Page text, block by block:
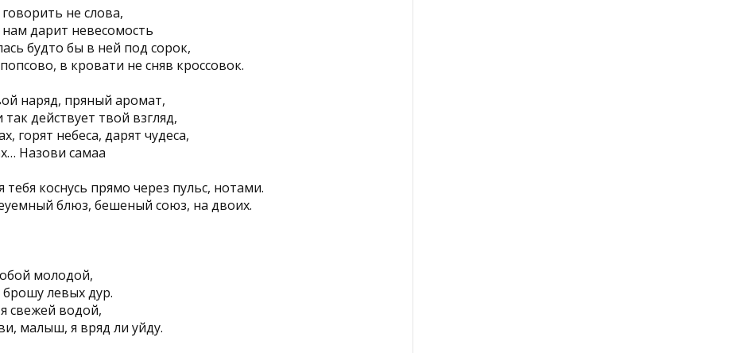
не слова,
дарит невесомость
будто бы в ней под сорок,
в кровати не сняв кроссовок.
наряд, пряный аромат,
действует твой взгляд,
горят небеса, дарят чудеса,
Назови самаа
тебя коснусь прямо через пульс, нотами.
блюз, бешеный союз, на двоих.
молодой,
левых дур.
свежей водой,
малыш, я вряд ли уйду.